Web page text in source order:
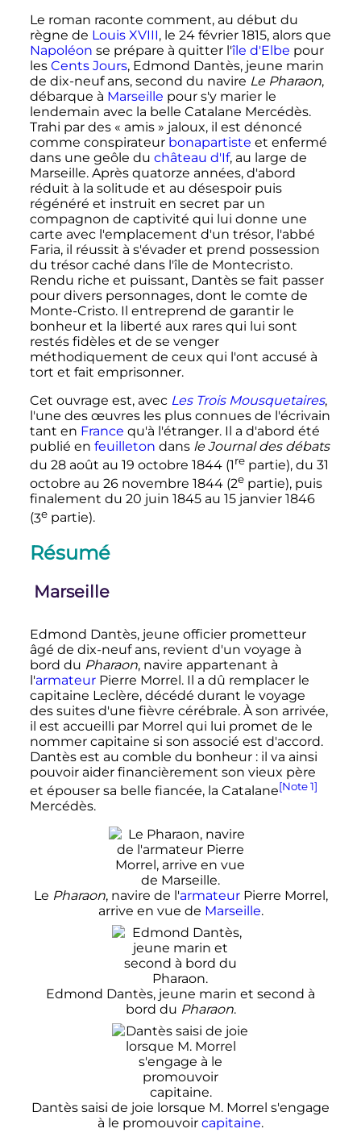
Le roman raconte comment, au début du
règne de Louis XVIII, le 24 février 1815, alors que
Napoléon se prépare à quitter l'île d'Elbe pour
les Cents Jours, Edmond Dantès, jeune marin
de dix-neuf ans, second du navire Le Pharaon,
débarque à Marseille pour s'y marier le
lendemain avec la belle Catalane Mercédès.
Trahi par des « amis » jaloux, il est dénoncé
comme conspirateur bonapartiste et enfermé
dans une geôle du château d'If, au large de
Marseille. Après quatorze années, d'abord
réduit à la solitude et au désespoir puis
régénéré et instruit en secret par un
compagnon de captivité qui lui donne une
carte avec l'emplacement d'un trésor, l'abbé
Faria, il réussit à s'évader et prend possession
du trésor caché dans l'île de Montecristo.
Rendu riche et puissant, Dantès se fait passer
pour divers personnages, dont le comte de
Monte-Cristo. Il entreprend de garantir le
bonheur et la liberté aux rares qui lui sont
restés fidèles et de se venger
méthodiquement de ceux qui l'ont accusé à
tort et fait emprisonner.
Cet ouvrage est, avec Les Trois Mousquetaires,
l'une des œuvres les plus connues de l'écrivain
tant en France qu'à l'étranger. Il a d'abord été
publié en feuilleton dans le Journal des débats
du 28 août au 19 octobre 1844(1re partie), du 31
octobre au 26 novembre 1844(2e partie), puis
finalement du 20 juin 1845au 15 janvier 1846
(3e partie).
Résumé
Marseille
Edmond Dantès, jeune officier prometteur
âgé de dix-neuf ans, revient d'un voyage à
bord du Pharaon, navire appartenant à
l'armateurPierre Morrel. Il a dû remplacer le
capitaine Leclère, décédé durant le voyage
des suites d'une fièvre cérébrale. À son arrivée,
il est accueilli par Morrel qui lui promet de le
nommer capitaine si son associé est d'accord.
Dantès est au comble du bonheur : il va ainsi
pouvoir aider financièrement son vieux père
et épouser sa belle fiancée, la Catalane[Note 1]
Mercédès.
Le Pharaon, navire de l'armateurPierre Morrel,
arrive en vue de Marseille.
Edmond Dantès, jeune marin et second à
bord du Pharaon.
Dantès saisi de joie lorsque M. Morrel s'engage
à le promouvoir capitaine.